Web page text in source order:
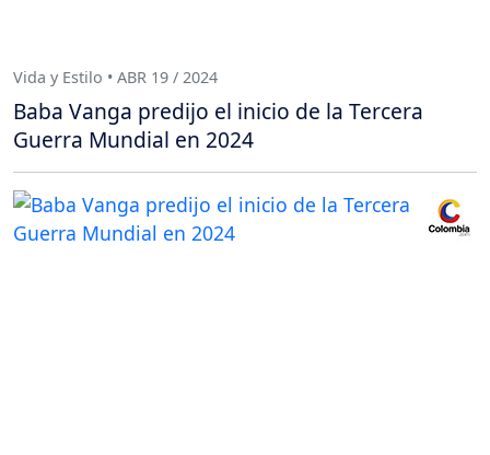
Vida y Estilo • ABR 19 / 2024
Baba Vanga predijo el inicio de la Tercera
Guerra Mundial en 2024